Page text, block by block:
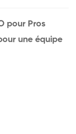
pour Pros
une équipe